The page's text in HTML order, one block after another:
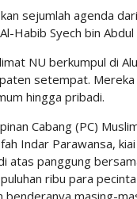
sejumlah agenda
Habib Syech bin
NU berkumpul di
setempat.
hingga pribadi.
Cabang (PC)
Indar Parawansa,
atas panggung
ribu para
benderanya masing-